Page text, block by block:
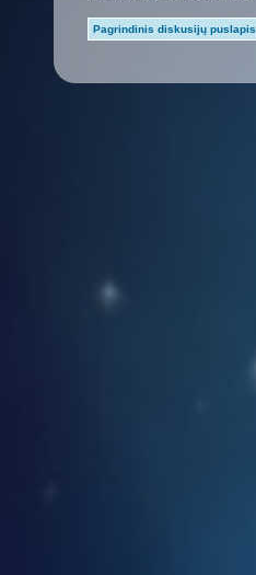
Pagrindinis diskusijų puslapis